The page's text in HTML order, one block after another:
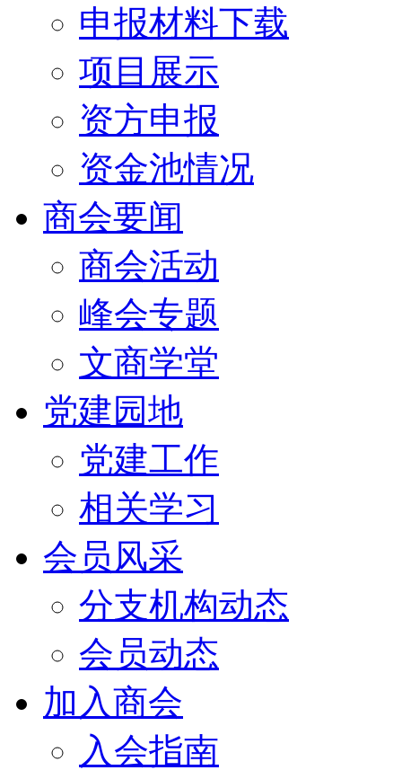
申报材料下载
项目展示
资方申报
资金池情况
商会要闻
商会活动
峰会专题
文商学堂
党建园地
党建工作
相关学习
会员风采
分支机构动态
会员动态
加入商会
入会指南